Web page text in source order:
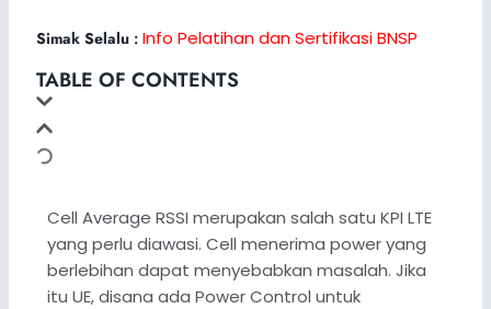
Simak Selalu :Info Pelatihan dan Sertifikasi BNSP
TABLE OF CONTENTS
Cell Average RSSI merupakan salah satu KPI LTE
yang perlu diawasi. Cell menerima power yang
berlebihan dapat menyebabkan masalah. Jika
itu UE, disana ada Power Control untuk